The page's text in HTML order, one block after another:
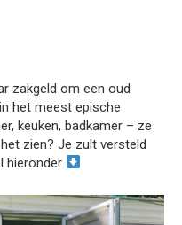
zakgeld om een oud
het meest epische
keuken, badkamer – ze
zien? Je zult versteld
hieronder